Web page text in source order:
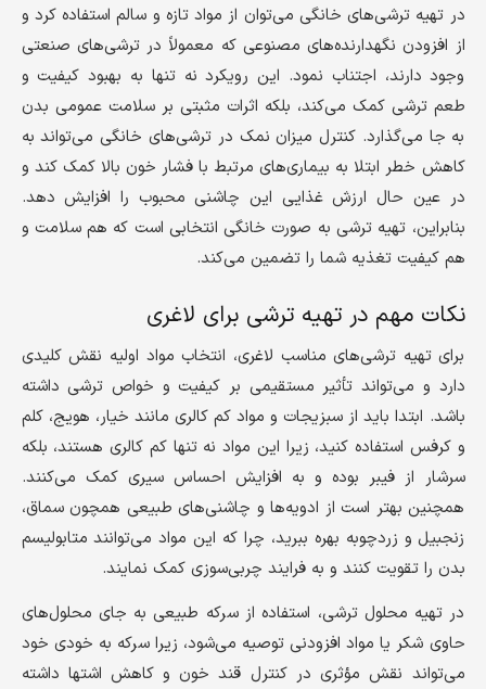
در تهیه ترشی‌های خانگی می‌توان از مواد تازه و سالم استفاده کرد و
از افزودن نگهدارنده‌های مصنوعی که معمولاً در ترشی‌های صنعتی
وجود دارند، اجتناب نمود. این رویکرد نه تنها به بهبود کیفیت و
طعم ترشی کمک می‌کند، بلکه اثرات مثبتی بر سلامت عمومی بدن
به جا می‌گذارد. کنترل میزان نمک در ترشی‌های خانگی می‌تواند به
کاهش خطر ابتلا به بیماری‌های مرتبط با فشار خون بالا کمک کند و
در عین حال ارزش غذایی این چاشنی محبوب را افزایش دهد.
بنابراین، تهیه ترشی به صورت خانگی انتخابی است که هم سلامت و
هم کیفیت تغذیه شما را تضمین می‌کند.
نکات مهم در تهیه ترشی برای لاغری
برای تهیه ترشی‌های مناسب لاغری، انتخاب مواد اولیه نقش کلیدی
دارد و می‌تواند تأثیر مستقیمی بر کیفیت و خواص ترشی داشته
باشد. ابتدا باید از سبزیجات و مواد کم کالری مانند خیار، هویج، کلم
و کرفس استفاده کنید، زیرا این مواد نه تنها کم کالری هستند، بلکه
سرشار از فیبر بوده و به افزایش احساس سیری کمک می‌کنند.
همچنین بهتر است از ادویه‌ها و چاشنی‌های طبیعی همچون سماق،
زنجبیل و زردچوبه بهره ببرید، چرا که این مواد می‌توانند متابولیسم
بدن را تقویت کنند و به فرایند چربی‌سوزی کمک نمایند.
در تهیه محلول ترشی، استفاده از سرکه طبیعی به جای محلول‌های
حاوی شکر یا مواد افزودنی توصیه می‌شود، زیرا سرکه به خودی خود
می‌تواند نقش مؤثری در کنترل قند خون و کاهش اشتها داشته